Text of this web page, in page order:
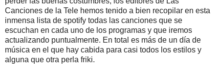
Canciones de la Tele hemos tenido a bien recopilar en esta
inmensa lista de spotify todas las canciones que se
escuchan en cada uno de los programas y que iremos
actualizando puntualmente. En total es más de un día de
música en el que hay cabida para casi todos los estilos y
alguna que otra perla friki.